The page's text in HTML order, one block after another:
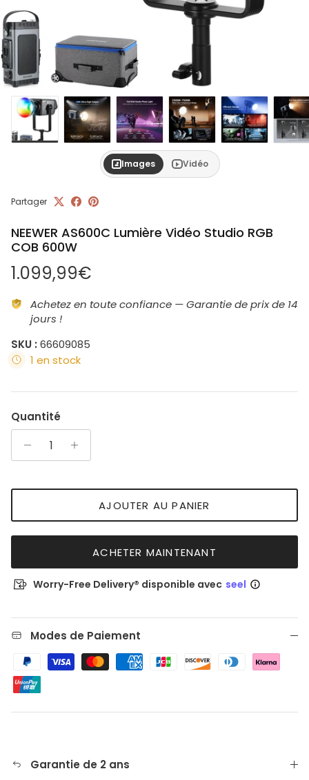
Images Vidéo
Partager
NEEWER AS600C Lumière Vidéo Studio RGB
COB 600W
Prix habituel
1.099,99€
Achetez en toute confiance — Garantie de prix de 14
jours !
SKU : 66609085
1 en stock
Quantité
AJOUTER AU PANIER
ACHETER MAINTENANT
Worry-Free Delivery® disponible avec seel
Modes de Paiement
Garantie de 2 ans